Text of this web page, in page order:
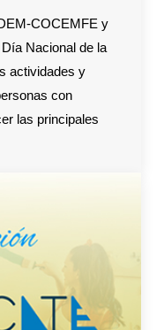
COCEMFE y
Nacional de la
actividades y
con
las principales